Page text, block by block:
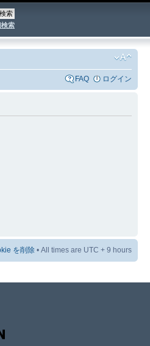
検索
FAQ ログイン
を削除 • All times are UTC + 9 hours